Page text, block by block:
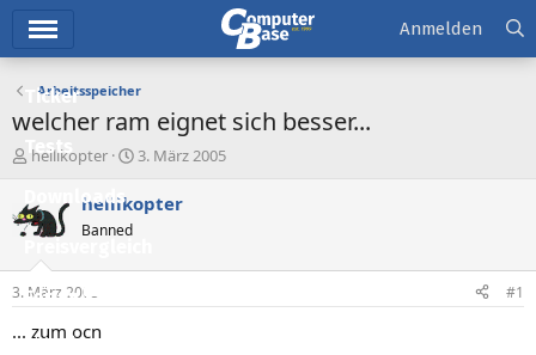
Ticker
Tests
Downloads
Forum
Aktuelles
Anmelden
Arbeitsspeicher
welcher ram eignet sich besser...
E
t
e
l
e
r
hellikopter
E
s
t
3. März 2005
hellikopter
Banned
3. März 2005 #1
... zum ocn